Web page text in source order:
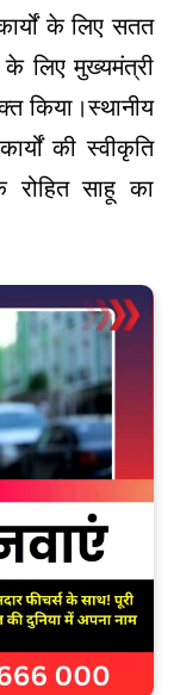
के लिए सतत
के लिए मुख्यमंत्री
किया।स्थानीय
की स्वीकृति
रोहित साहू का